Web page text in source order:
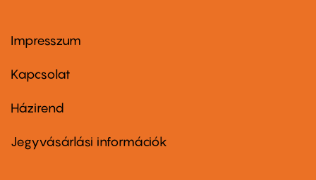
Footer
first
Impresszum
Kapcsolat
Footer
second
Házirend
Jegyvásárlási információk